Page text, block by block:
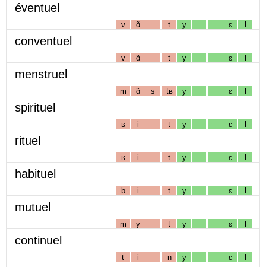
éventuel
v ɑ̃ t y ɛ l
conventuel
v ɑ̃ t y ɛ l
menstruel
m ɑ̃ s tʁ y ɛ l
spirituel
ʁ i t y ɛ l
rituel
ʁ i t y ɛ l
habituel
b i t y ɛ l
mutuel
m y t y ɛ l
continuel
t i n y ɛ l